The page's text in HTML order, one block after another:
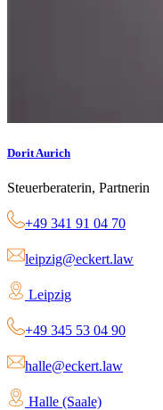
Dorit Aurich
Steuerberaterin, Partnerin
+49 341 91 04 70
leipzig@eckert.law
Leipzig
+49 345 53 04 90
halle@eckert.law
Halle (Saale)